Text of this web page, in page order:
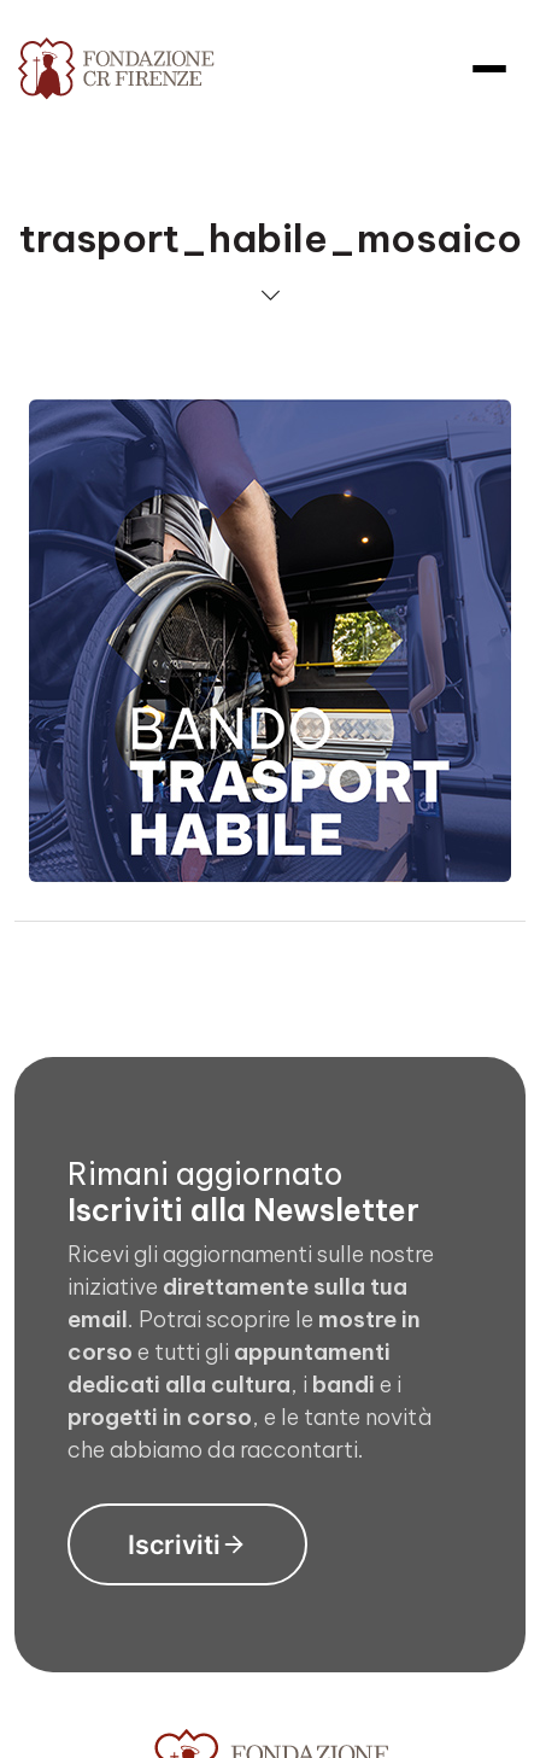
trasport_habile_mosaico
Rimani aggiornato
Iscriviti alla Newsletter
Ricevi gli aggiornamenti sulle nostre
iniziative direttamente sulla tua
email. Potrai scoprire le mostre in
corso e tutti gli appuntamenti
dedicati alla cultura, i bandi e i
progetti in corso, e le tante novità
che abbiamo da raccontarti.
Iscriviti